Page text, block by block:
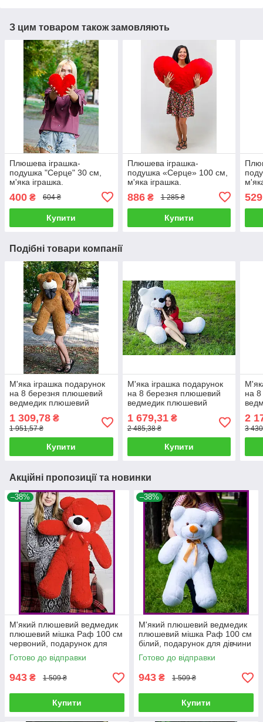
З цим товаром також замовляють
Плюшева іграшка-
подушка "Серце" 30 см,
м'яка іграшка.
400 ₴ 604 ₴
Купити
Плюшева іграшка-
подушка «Серце» 100 см,
м'яка іграшка.
886₴ 1 285 ₴
Купити
529
Подібні товари компанії
М'яка іграшка подарунок
на 8 березня плюшевий
ведмедик плюшевий
мішка Нестор 120 см
Коричневий
1 309,78 ₴
1 951,57 ₴
Купити
М'яка іграшка подарунок
на 8 березня плюшевий
ведмедик плюшевий
мішка Нестор 160 см
Білий
1 679,31₴
2 485,38 ₴
Купити
на
2
3
Акційні пропозиції та новинки
–38%
М'який плюшевий ведмедик
плюшевий мішка Раф 100 см
червоний, подарунок для
дівчини на день народження
Готово до відправки
943 ₴ 1 509 ₴
Купити
–38%
М'який плюшевий ведмедик
плюшевий мішка Раф 100 см
білий, подарунок для дівчини
на день народження
Готово до відправки
943 ₴ 1 509 ₴
Купити